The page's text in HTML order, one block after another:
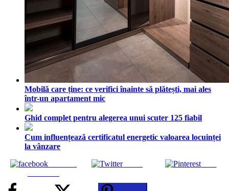
Mobilă care ține: ce verifici înainte să plătești, mai ales
într-un apartament mic
Ghid complet pentru alegerea unui scuter 125 fiabil
Cum influențează certificatul energetic valoarea locuinței
la vânzare
Tweet Save